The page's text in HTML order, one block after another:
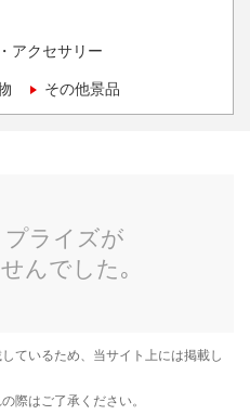
アクセサリー
その他景品